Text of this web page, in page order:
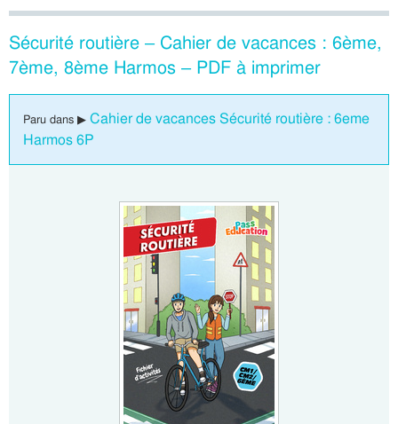
Sécurité routière – Cahier de vacances : 6ème,
7ème, 8ème Harmos – PDF à imprimer
Paru dans ▶ Cahier de vacances Sécurité routière : 6eme
Harmos 6P